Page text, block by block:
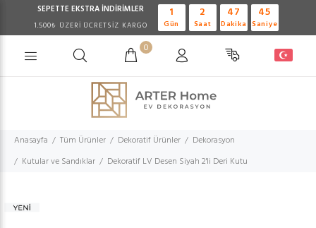
SEPETTE EKSTRA İNDİRİMLER
1.500₺ ÜZERİ ÜCRETSİZ KARGO
1
Gün
2
Saat
47
Dakika
45
Saniye
0
Anasayfa Tüm Ürünler Dekoratif Ürünler
Dekorasyon
Kutular ve Sandıklar
Dekoratif LV Desen Siyah 2'li Deri Kutu